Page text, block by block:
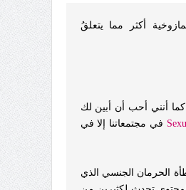
أكثر مما يتعلقُ
أنني أحب أن أبين لك
في مجتمعاتنا إلا في
الحرمان الجنسي الذي